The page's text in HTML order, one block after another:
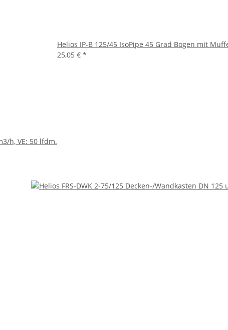
h, VE: 50 lfdm.
Helios IP-B 125/45 IsoPipe 45 Grad Bogen mit
25,05 € *